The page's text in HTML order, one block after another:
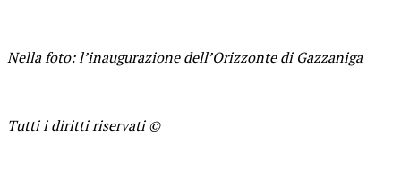
Nella foto: l’inaugurazione dell’Orizzonte di Gazzaniga
Tutti i diritti riservati ©